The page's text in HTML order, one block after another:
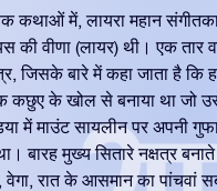
कथाओं में, लायरा महान
की वीणा (लायर) थी। एक तार
जिसके बारे में कहा जाता है कि
कछुए के खोल से बनाया था जो
में माउंट सायलीन पर अपनी
बारह मुख्य सितारे नक्षत्र
रात के आसमान का पांचवां